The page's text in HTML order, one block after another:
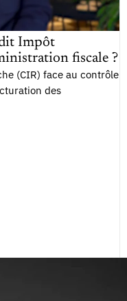
Impôt
fiscale ?
(CIR) face au contrôle
des